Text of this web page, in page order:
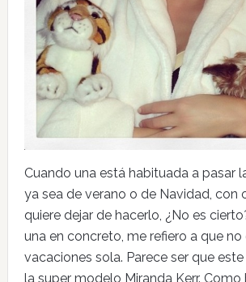
Cuando una está habituada a pasar
ya sea de verano o de Navidad, con
quiere dejar de hacerlo, ¿No es
una en concreto, me refiero a que no
vacaciones sola. Parece ser que
la super modelo Miranda Kerr. Como